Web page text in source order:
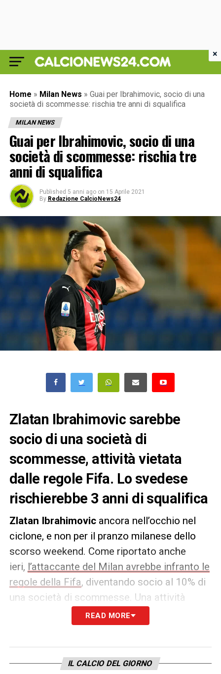
Home » Milan News » Guai per Ibrahimovic, socio di una
società di scommesse: rischia tre anni di squalifica
MILAN NEWS
Guai per Ibrahimovic, socio di una
società di scommesse: rischia tre
anni di squalifica
Published 5 anni ago on 15 Aprile 2021
By Redazione CalcioNews24
Zlatan Ibrahimovic sarebbe
socio di una società di
scommesse, attività vietata
dalle regole Fifa. Lo svedese
rischierebbe 3 anni di squalifica
Zlatan Ibrahimovic ancora nell’occhio nel
ciclone, e non per il pranzo milanese dello
scorso weekend. Come riportato anche
ieri, l’attaccante del Milan avrebbe infranto le
regole della Fifa, diventando socio al 10% di
una società di scommesse. Una attività
vietata che rischia di far incappare lo
svedese in dure sanzioni che vanno dalla
Secondo il quotidiano svedese Aftonbladet,
READ MORE
IL CALCIO DEL GIORNO
×